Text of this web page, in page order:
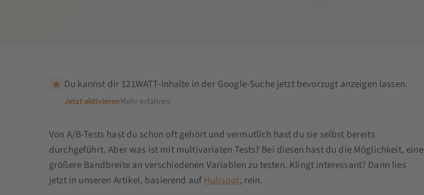
Du kannst dir 121WATT-Inhalte in der Google-Suche jetzt bevorzugt anzeigen lassen.
Jetzt aktivierenMehr erfahren
Von A/B-Tests hast du schon oft gehört und vermutlich hast du sie selbst bereits
durchgeführt. Aber was ist mit multivariaten Tests? Bei diesen hast du die Möglichkeit, eine
größere Bandbreite an verschiedenen Variablen zu testen. Klingt interessant? Dann lies
jetzt in unseren Artikel, basierend aufHubspot, rein.